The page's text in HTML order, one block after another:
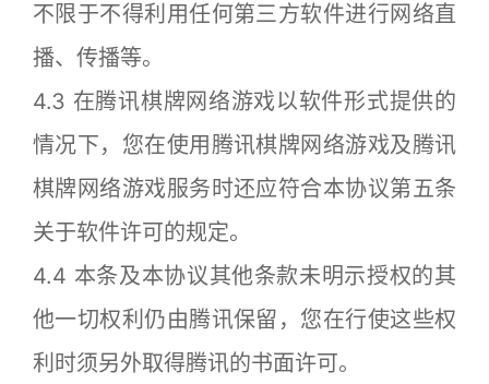
不限于不得利用任何第三方软件进行网络直
播、传播等。
4.3 在腾讯棋牌网络游戏以软件形式提供的
情况下，您在使用腾讯棋牌网络游戏及腾讯
棋牌网络游戏服务时还应符合本协议第五条
关于软件许可的规定。
4.4 本条及本协议其他条款未明示授权的其
他一切权利仍由腾讯保留，您在行使这些权
利时须另外取得腾讯的书面许可。